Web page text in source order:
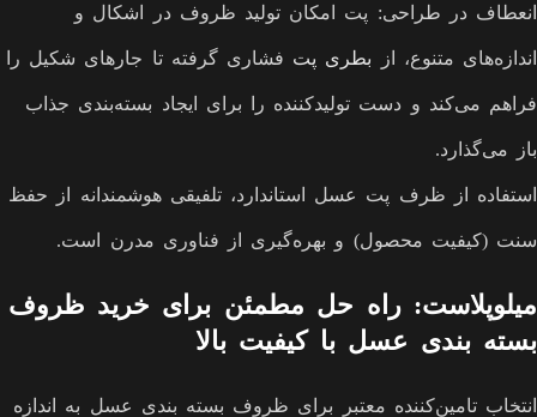
انعطاف در طراحی: پت امکان تولید ظروف در اشکال و
اندازه‌های متنوع، از بطری پت فشاری گرفته تا جارهای شکیل را
فراهم می‌کند و دست تولیدکننده را برای ایجاد بسته‌بندی جذاب
باز می‌گذارد.
استفاده از ظرف پت عسل استاندارد، تلفیقی هوشمندانه از حفظ
سنت (کیفیت محصول) و بهره‌گیری از فناوری مدرن است.
میلوپلاست: راه حل مطمئن برای خرید ظروف
بسته بندی عسل با کیفیت بالا
انتخاب تامین‌کننده معتبر برای ظروف بسته بندی عسل به اندازه